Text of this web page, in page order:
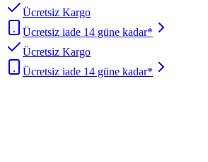
Ücretsiz Kargo
Ücretsiz iade 14 güne kadar*
Ücretsiz Kargo
Ücretsiz iade 14 güne kadar*